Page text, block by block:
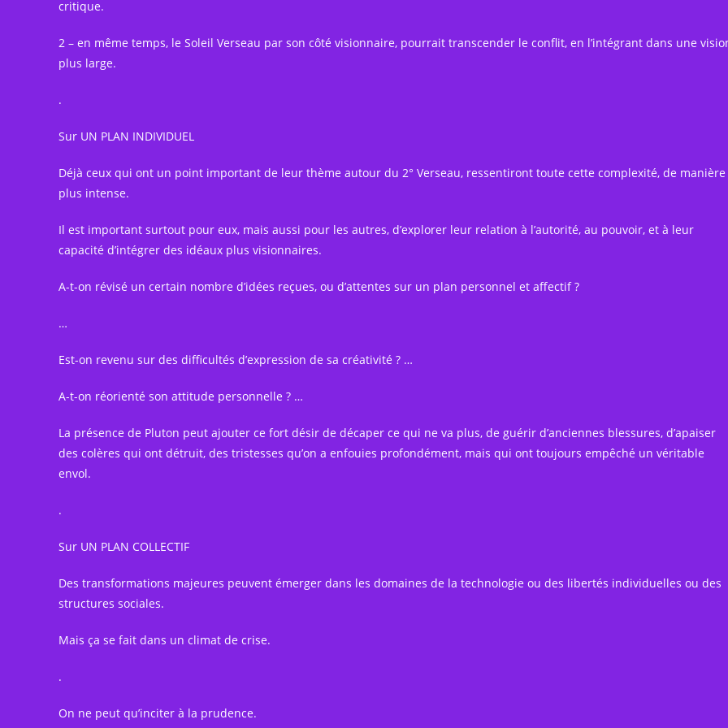
critique.
2 – en même temps, le Soleil Verseau par son côté visionnaire, pourrait transcender le conflit, en l’intégrant dans une
plus large.
.
Sur UN PLAN INDIVIDUEL
Déjà ceux qui ont un point important de leur thème autour du 2° Verseau, ressentiront toute cette complexité, de manière
plus intense.
Il est important surtout pour eux, mais aussi pour les autres, d’explorer leur relation à l’autorité, au pouvoir, et à leur
capacité d’intégrer des idéaux plus visionnaires.
A-t-on révisé un certain nombre d’idées reçues, ou d’attentes sur un plan personnel et affectif ?
…
Est-on revenu sur des difficultés d’expression de sa créativité ? …
A-t-on réorienté son attitude personnelle ? …
La présence de Pluton peut ajouter ce fort désir de décaper ce qui ne va plus, de guérir d’anciennes blessures, d’apaiser
des colères qui ont détruit, des tristesses qu’on a enfouies profondément, mais qui ont toujours empêché un véritable
envol.
.
Sur UN PLAN COLLECTIF
Des transformations majeures peuvent émerger dans les domaines de la technologie ou des libertés individuelles ou des
structures sociales.
Mais ça se fait dans un climat de crise.
.
On ne peut qu’inciter à la prudence.